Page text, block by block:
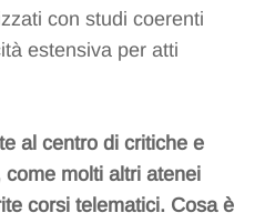
con studi coerenti
estensiva per atti
al centro di critiche e
molti altri atenei
corsi telematici. Cosa è